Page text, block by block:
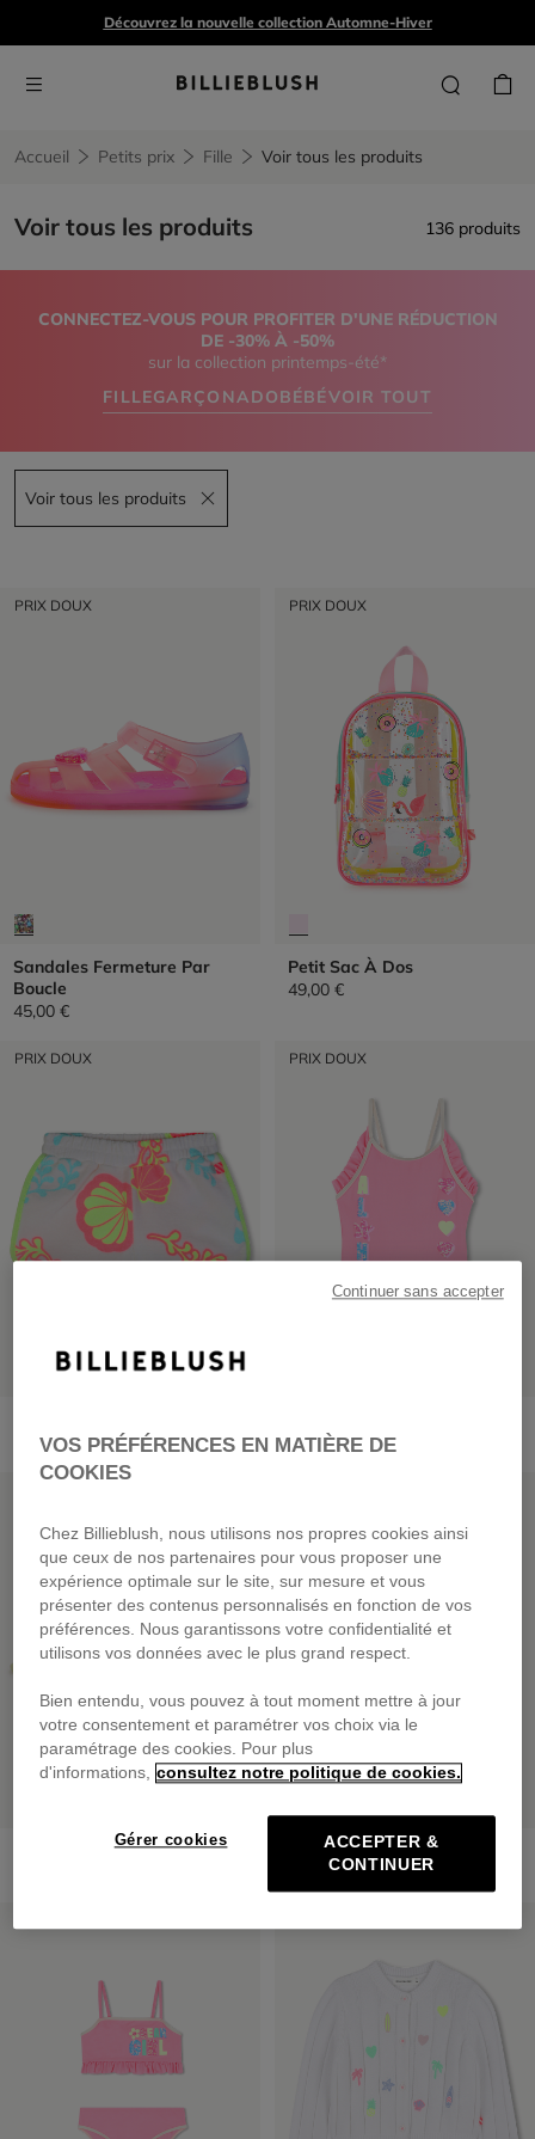
Découvrez la nouvelle collection Automne-Hiver
Accueil Petits prix Fille Voir tous les produits
Voir tous les produits 136 produits
CONNECTEZ-VOUS POUR PROFITER D'UNE RÉDUCTION
DE -30% À -50%
sur la collection printemps-été*
FILLEGARÇONADOBÉBÉVOIR TOUT
Voir tous les produits
Remove filter Voir tous les produits
PRIX DOUX
Sandales Fermeture Par
Boucle
45,00 €
PRIX DOUX
Petit Sac À Dos
49,00 €
PRIX DOUX
dès45,00 €
PRIX DOUX
dès45,00 €
Lunettes De Soleil Papillon
Sweat Zippé À Capuche
55,00 €
VOS PRÉFÉRENCES EN MATIÈRE DE
COOKIES
Chez Billieblush, nous utilisons nos propres cookies ainsi
que ceux de nos partenaires pour vous proposer une
expérience optimale sur le site, sur mesure et vous
présenter des contenus personnalisés en fonction de vos
préférences. Nous garantissons votre confidentialité et
utilisons vos données avec le plus grand respect.
Bien entendu, vous pouvez à tout moment mettre à jour
votre consentement et paramétrer vos choix via le
paramétrage des cookies. Pour plus
d'informations, consultez notre politique de cookies.
Gérer cookies
ACCEPTER &
CONTINUER
Continuer sans accepter